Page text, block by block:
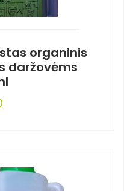
organinis
daržovėms